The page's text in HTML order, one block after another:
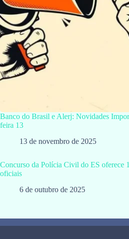
Banco do Brasil e Alerj: Novidades
feira 13
13 de novembro de 2025
Concurso da Polícia Civil do ES oferece
oficiais
6 de outubro de 2025